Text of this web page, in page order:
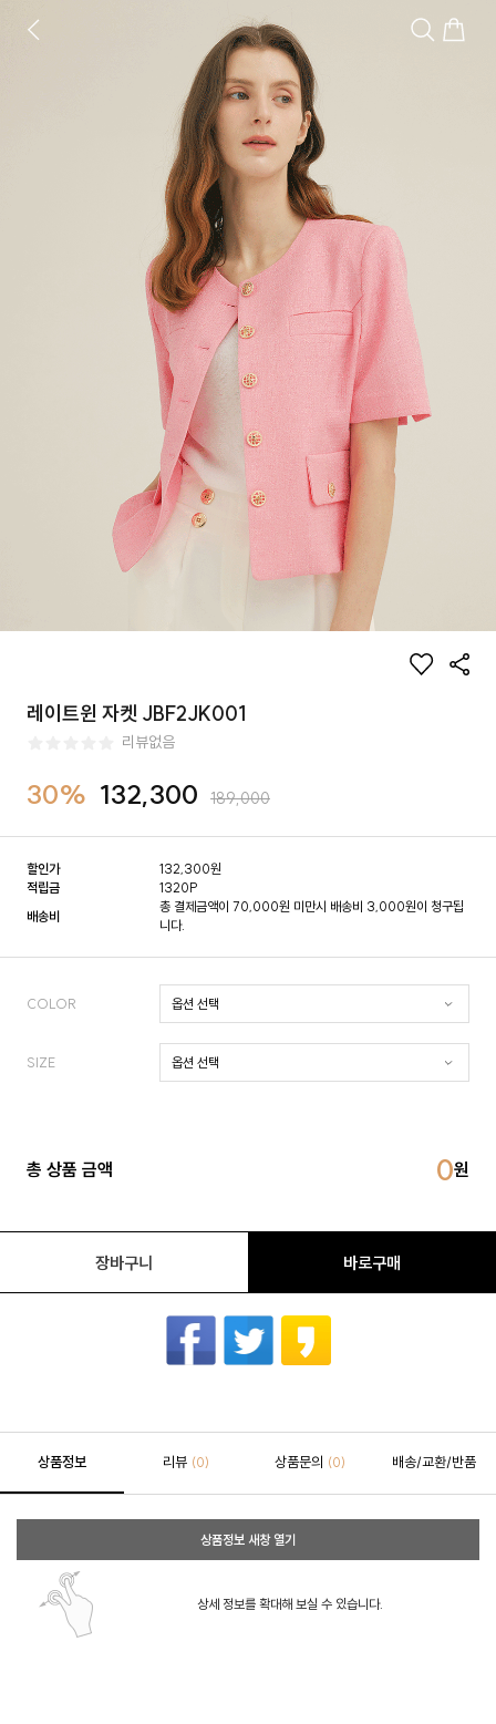
레이트윈 자켓 JBF2JK001
리뷰없음
30% 132,300 189,000
할인가 132,300원
적립금
1320P
배송비
총 결제금액이 70,000원 미만시 배송비 3,000원이 청구됩
니다.
COLOR
SIZE
총 상품 금액 0
장바구니 바로구매
상품정보 리뷰 (0) 상품문의 (0) 배송/교환/반품
상품정보 새창 열기
상세 정보를 확대해 보실 수 있습니다.